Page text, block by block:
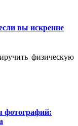
вы искренне
физическую
фотографий: